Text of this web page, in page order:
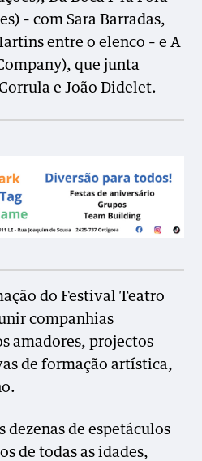
– com Sara Barradas,
entre o elenco – e A
que junta
e João Didelet.
do Festival Teatro
companhias
amadores, projectos
de formação artística,
dezenas de espetáculos
de todas as idades,